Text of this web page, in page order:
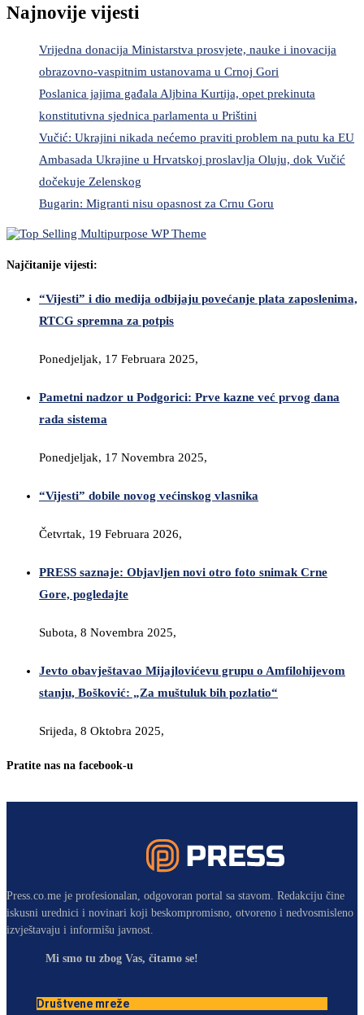
Najnovije vijesti
Vrijedna donacija Ministarstva prosvjete, nauke i inovacija
obrazovno-vaspitnim ustanovama u Crnoj Gori
Poslanica jajima gađala Aljbina Kurtija, opet prekinuta
konstitutivna sjednica parlamenta u Prištini
Vučić: Ukrajini nikada nećemo praviti problem na putu ka EU
Ambasada Ukrajine u Hrvatskoj proslavlja Oluju, dok Vučić
dočekuje Zelenskog
Bugarin: Migranti nisu opasnost za Crnu Goru
Najčitanije vijesti:
“Vijesti” i dio medija odbijaju povećanje plata zaposlenima,
RTCG spremna za potpis
Ponedjeljak, 17 Februara 2025,
Pametni nadzor u Podgorici: Prve kazne već prvog dana
rada sistema
Ponedjeljak, 17 Novembra 2025,
“Vijesti” dobile novog većinskog vlasnika
Četvrtak, 19 Februara 2026,
PRESS saznaje: Objavljen novi otro foto snimak Crne
Gore, pogledajte
Subota, 8 Novembra 2025,
Jevto obavještavao Mijajlovićevu grupu o Amfilohijevom
stanju, Bošković: „Za muštuluk bih pozlatio“
Srijeda, 8 Oktobra 2025,
Pratite nas na facebook-u
Press.co.me je profesionalan, odgovoran portal sa stavom. Redakciju čine
iskusni urednici i novinari koji beskompromisno, otvoreno i nedvosmisleno
izvještavaju i informišu javnost.
Mi smo tu zbog Vas, čitamo se!
Društvene mreže